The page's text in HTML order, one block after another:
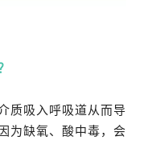
质吸入呼吸道从而导
为缺氧、酸中毒，会